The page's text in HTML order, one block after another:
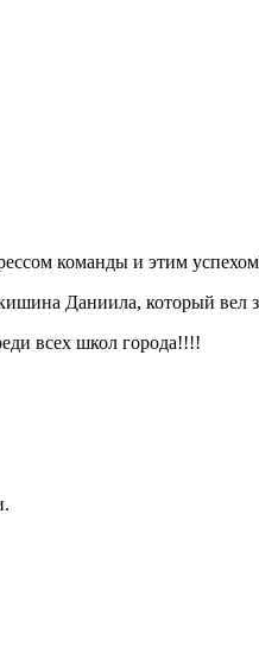
команды и этим
Даниила, который вел
всех школ города!!!!